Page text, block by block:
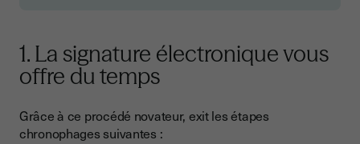
1. La signature électronique vous
offre du temps
Grâce à ce procédé novateur, exit les étapes
chronophages suivantes :